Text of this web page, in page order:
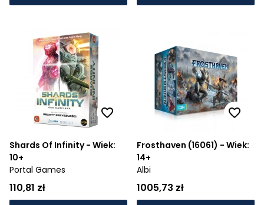
Shards Of Infinity - Wiek:
10+
Portal Games
110,81 zł
Frosthaven (16061) - Wiek:
14+
Albi
1005,73 zł